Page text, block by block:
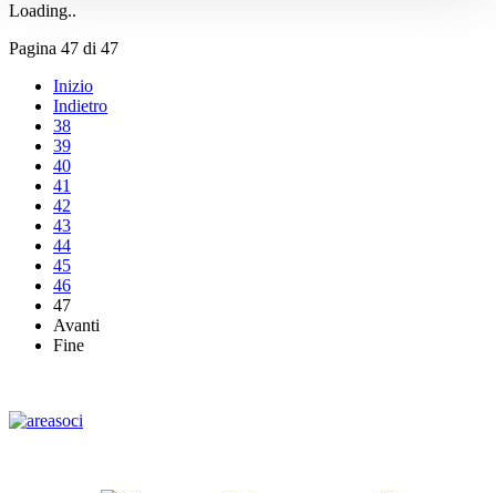
Loading..
Pagina 47 di 47
Inizio
Indietro
38
39
40
41
42
43
44
45
46
47
Avanti
Fine